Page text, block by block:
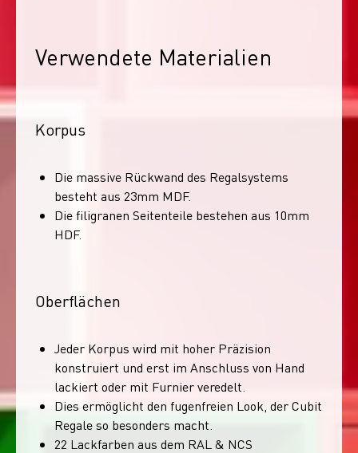
Verwendete Materialien
Korpus
Die massive Rückwand des Regalsystems
besteht aus 23mm MDF.
Die filigranen Seitenteile bestehen aus 10mm
HDF.
Oberflächen
Jeder Korpus wird mit hoher Präzision
konstruiert und erst im Anschluss von Hand
lackiert oder mit Furnier veredelt.
Dies ermöglicht den fugenfreien Look, der Cubit
Regale so besonders macht.
22 Lackfarben aus dem RAL & NCS